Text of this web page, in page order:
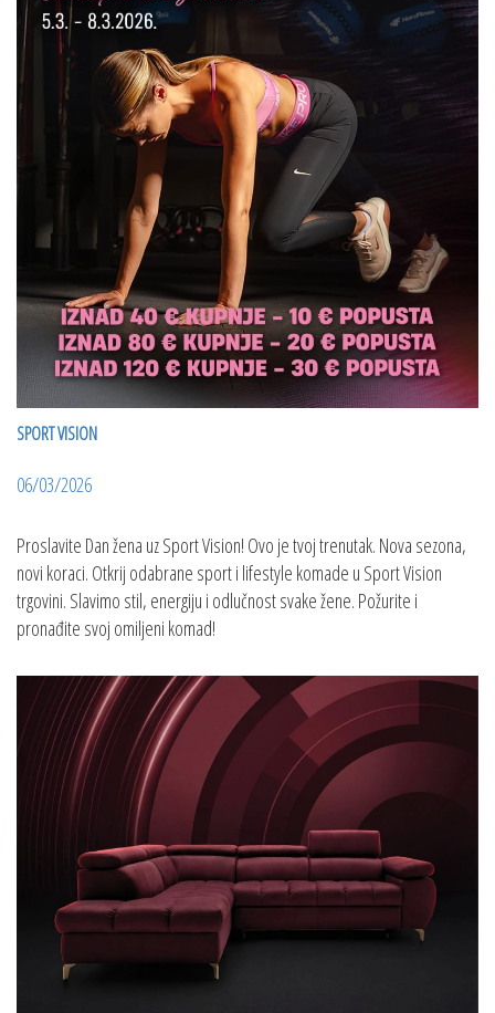
SPORT VISION
06/03/2026
Proslavite Dan žena uz Sport Vision! Ovo je tvoj trenutak. Nova sezona,
novi koraci. Otkrij odabrane sport i lifestyle komade u Sport Vision
trgovini. Slavimo stil, energiju i odlučnost svake žene. Požurite i
pronađite svoj omiljeni komad!